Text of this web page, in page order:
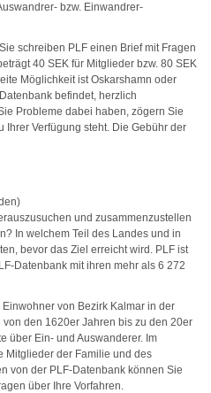
bzw. Einwandrer-
schreiben PLF einen Brief mit Fragen
40 SEK für Mitglieder bzw. 80 SEK
Möglichkeit ist Oskarshamn oder
befindet, herzlich
Probleme dabei haben, zögern Sie
Ihrer Verfügung steht. Die Gebühr der
und zusammenzustellen
In welchem Teil des Landes und in
bevor das Ziel erreicht wird. PLF ist
Datenbank mit ihren mehr als 6 272
von Bezirk Kalmar in der
den 1620er Jahren bis zu den 20er
über Ein- und Auswanderer. Im
Mitglieder der Familie und des
von der PLF-Datenbank können Sie
über Ihre Vorfahren.